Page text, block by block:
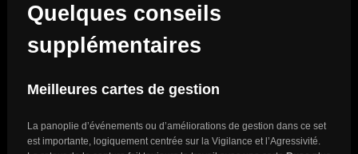
Quelques conseils
supplémentaires
Meilleures cartes de gestion
La panoplie d’événements ou d’améliorations de gestion dans ce set
est importante, logiquement centrée sur la Vigilance et l’Agressivité.